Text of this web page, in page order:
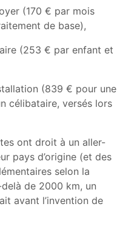
(170 € par mois
de base),
(253 € par enfant et
(839 € pour une
célibataire, versés lors
ont droit à un aller-
pays d’origine (et des
selon la
de 2000 km, un
avant l’invention de